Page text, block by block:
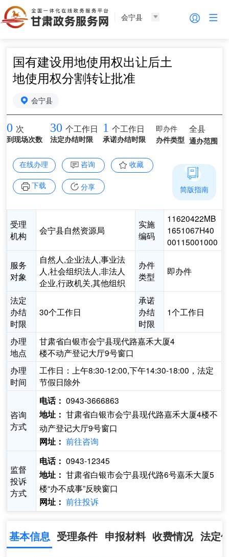
会宁县
国有建设用地使用权出让后土
地使用权分割转让批准
会宁县
0 次
到现场次数
30 个工作日
法定办结时限
1 个工作日
承诺办结时限
即办件
办件类型
全县
通办范围
在线办理 咨询 收藏
下载 分享
受理
机构
会宁县自然资源局
实施
编码
11620422MB
1651067H40
00115001000
服务
对象
自然人,企业法人,事业法
人,社会组织法人,非法人
企业,行政机关,其他组织
办件
类型
即办件
法定
办结
时限
30个工作日
承诺
办结
时限
1个工作日
办理
地点
甘肃省白银市会宁县现代路嘉禾大厦4
楼不动产登记大厅9号窗口
办理
时间
工作日：上午8:30-12:00,下午14:30-18:00，法定
节假日除外
咨询
方式
电话： 0943-3666863
地址： 甘肃省白银市会宁县现代路嘉禾大厦4楼不
动产登记大厅9号窗口
网址： 前往咨询
监督
投诉
方式
电话： 0943-12345
地址： 甘肃省白银市会宁县现代路6号嘉禾大厦5
楼“办不成事”反映窗口
网址： 前往投诉
简版指南
基本信息 受理条件 申报材料 收费情况 法定